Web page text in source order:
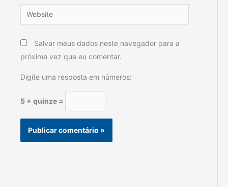
Website
Salvar meus dados neste navegador para a
próxima vez que eu comentar.
Digite uma resposta em números:
5 + quinze =